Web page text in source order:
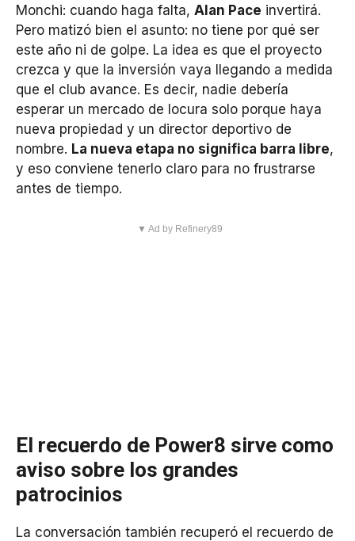
Monchi: cuando haga falta, Alan Pace invertirá.
Pero matizó bien el asunto: no tiene por qué ser
este año ni de golpe. La idea es que el proyecto
crezca y que la inversión vaya llegando a medida
que el club avance. Es decir, nadie debería
esperar un mercado de locura solo porque haya
nueva propiedad y un director deportivo de
nombre. La nueva etapa no significa barra libre,
y eso conviene tenerlo claro para no frustrarse
antes de tiempo.
▼ Ad by Refinery89
El recuerdo de Power8 sirve como
aviso sobre los grandes
patrocinios
La conversación también recuperó el recuerdo de